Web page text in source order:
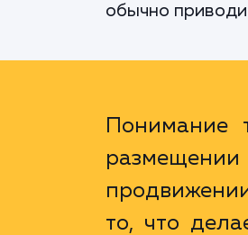
обычно
Понимание
то, что